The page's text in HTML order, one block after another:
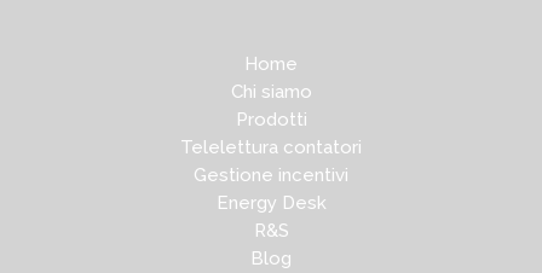
Home
Chi siamo
Prodotti
Telelettura contatori
Gestione incentivi
Energy Desk
R&S
Blog